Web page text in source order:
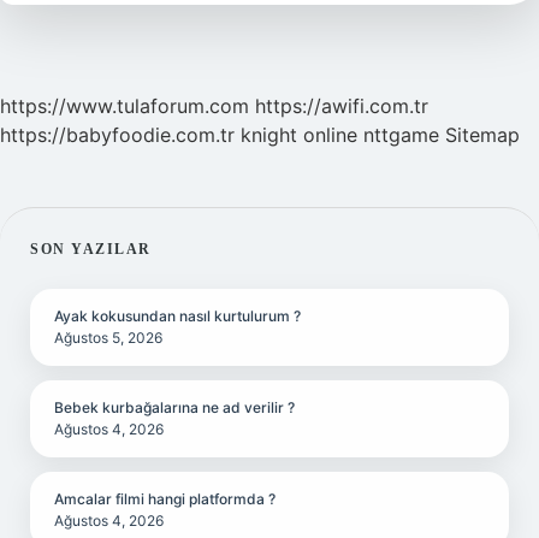
https://www.tulaforum.com https://awifi.com.tr
https://babyfoodie.com.tr knight online nttgame Sitemap
SIDEBAR
SON YAZILAR
Ayak kokusundan nasıl kurtulurum ?
Ağustos 5, 2026
Bebek kurbağalarına ne ad verilir ?
Ağustos 4, 2026
Amcalar filmi hangi platformda ?
Ağustos 4, 2026